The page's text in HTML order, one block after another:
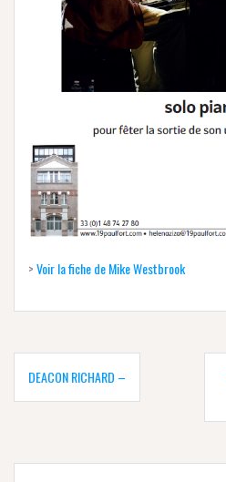
>Voir la fiche de Mike Westbrook
Navigation
DEACON RICHARD –